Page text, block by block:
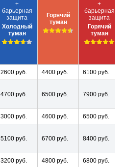
+
барьерная
защита
Холодный
туман
Горячий
туман
+
барьерная
защита
Горячий
туман
2600 руб. 4400 руб. 6100 руб.
4700 руб. 6500 руб. 7900 руб.
3000 руб. 4600 руб. 6500 руб.
5100 руб. 6700 руб. 8400 руб.
3200 руб. 4800 руб. 6800 руб.